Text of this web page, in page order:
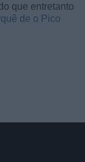
que entretanto
de o Pico